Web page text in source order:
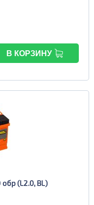
В КОРЗИНУ
(L2.0, BL)